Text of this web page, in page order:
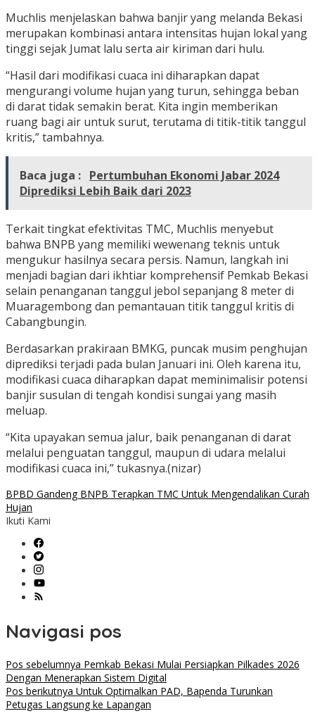
Muchlis menjelaskan bahwa banjir yang melanda Bekasi
merupakan kombinasi antara intensitas hujan lokal yang
tinggi sejak Jumat lalu serta air kiriman dari hulu.
“Hasil dari modifikasi cuaca ini diharapkan dapat
mengurangi volume hujan yang turun, sehingga beban
di darat tidak semakin berat. Kita ingin memberikan
ruang bagi air untuk surut, terutama di titik-titik tanggul
kritis,” tambahnya.
Baca juga : Pertumbuhan Ekonomi Jabar 2024
Diprediksi Lebih Baik dari 2023
Terkait tingkat efektivitas TMC, Muchlis menyebut
bahwa BNPB yang memiliki wewenang teknis untuk
mengukur hasilnya secara persis. Namun, langkah ini
menjadi bagian dari ikhtiar komprehensif Pemkab Bekasi
selain penanganan tanggul jebol sepanjang 8 meter di
Muaragembong dan pemantauan titik tanggul kritis di
Cabangbungin.
Berdasarkan prakiraan BMKG, puncak musim penghujan
diprediksi terjadi pada bulan Januari ini. Oleh karena itu,
modifikasi cuaca diharapkan dapat meminimalisir potensi
banjir susulan di tengah kondisi sungai yang masih
meluap.
“Kita upayakan semua jalur, baik penanganan di darat
melalui penguatan tanggul, maupun di udara melalui
modifikasi cuaca ini,” tukasnya.(nizar)
BPBD Gandeng BNPB Terapkan TMC Untuk Mengendalikan Curah
Hujan
Ikuti Kami
Navigasi pos
Pos sebelumnya Pemkab Bekasi Mulai Persiapkan Pilkades 2026
Dengan Menerapkan Sistem Digital
Pos berikutnya Untuk Optimalkan PAD, Bapenda Turunkan
Petugas Langsung ke Lapangan